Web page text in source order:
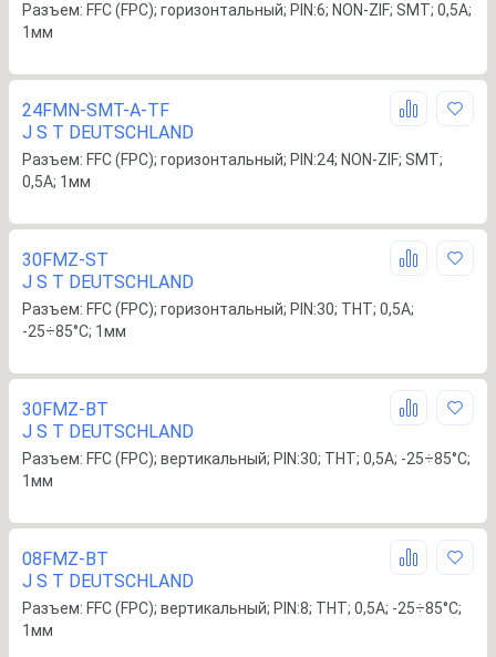
Разъем: FFC (FPC); горизонтальный; PIN:6; NON-ZIF; SMT; 0,5А;
1мм
24FMN-SMT-A-TF
J S T DEUTSCHLAND
Разъем: FFC (FPC); горизонтальный; PIN:24; NON-ZIF; SMT;
0,5А; 1мм
30FMZ-ST
J S T DEUTSCHLAND
Разъем: FFC (FPC); горизонтальный; PIN:30; THT; 0,5А;
-25÷85°C; 1мм
30FMZ-BT
J S T DEUTSCHLAND
Разъем: FFC (FPC); вертикальный; PIN:30; THT; 0,5А; -25÷85°C;
1мм
08FMZ-BT
J S T DEUTSCHLAND
Разъем: FFC (FPC); вертикальный; PIN:8; THT; 0,5А; -25÷85°C;
1мм